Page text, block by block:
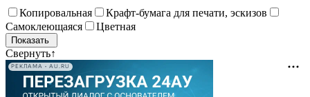
Копировальная
Крафт-бумага для печати, эскизов
Самоклеющаяся
Цветная
Свернуть↑
РЕКЛАМА • AU.RU